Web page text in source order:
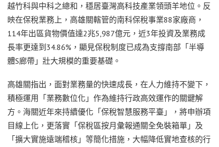
越竹科與中科之總和，穩居臺灣高科技產業領頭羊地位。反
映在保稅業務上，高雄關轄管的南科保稅事業88家廠商，
114年出區貨物價值達2兆5,987億元，近3年投資及業務成
長率更達到34.86%，顯見保稅制度已成為支撐南部「半導
體S廊帶」壯大規模的重要基礎。
高雄關指出，面對業務量的快速成長，在人力維持不變下，
積極運用「業務數位化」作為維持行政高效運作的關鍵解
方。海關近年來持續優化「保稅智慧服務平臺」，將申辦項
目線上化，更落實「保稅區按月彙報通關全免裝箱單」及
「擴大實施遠端稽核」等簡化措施，大幅降低實地查核的行